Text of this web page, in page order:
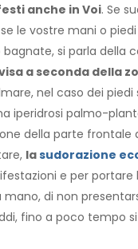
anche in Voi. Se
le vostre mani o
si parla della
a seconda della
nel caso dei
iperidrosi palmo-
della parte frontale
lasudorazione
e per
di non
fino a poco tempo